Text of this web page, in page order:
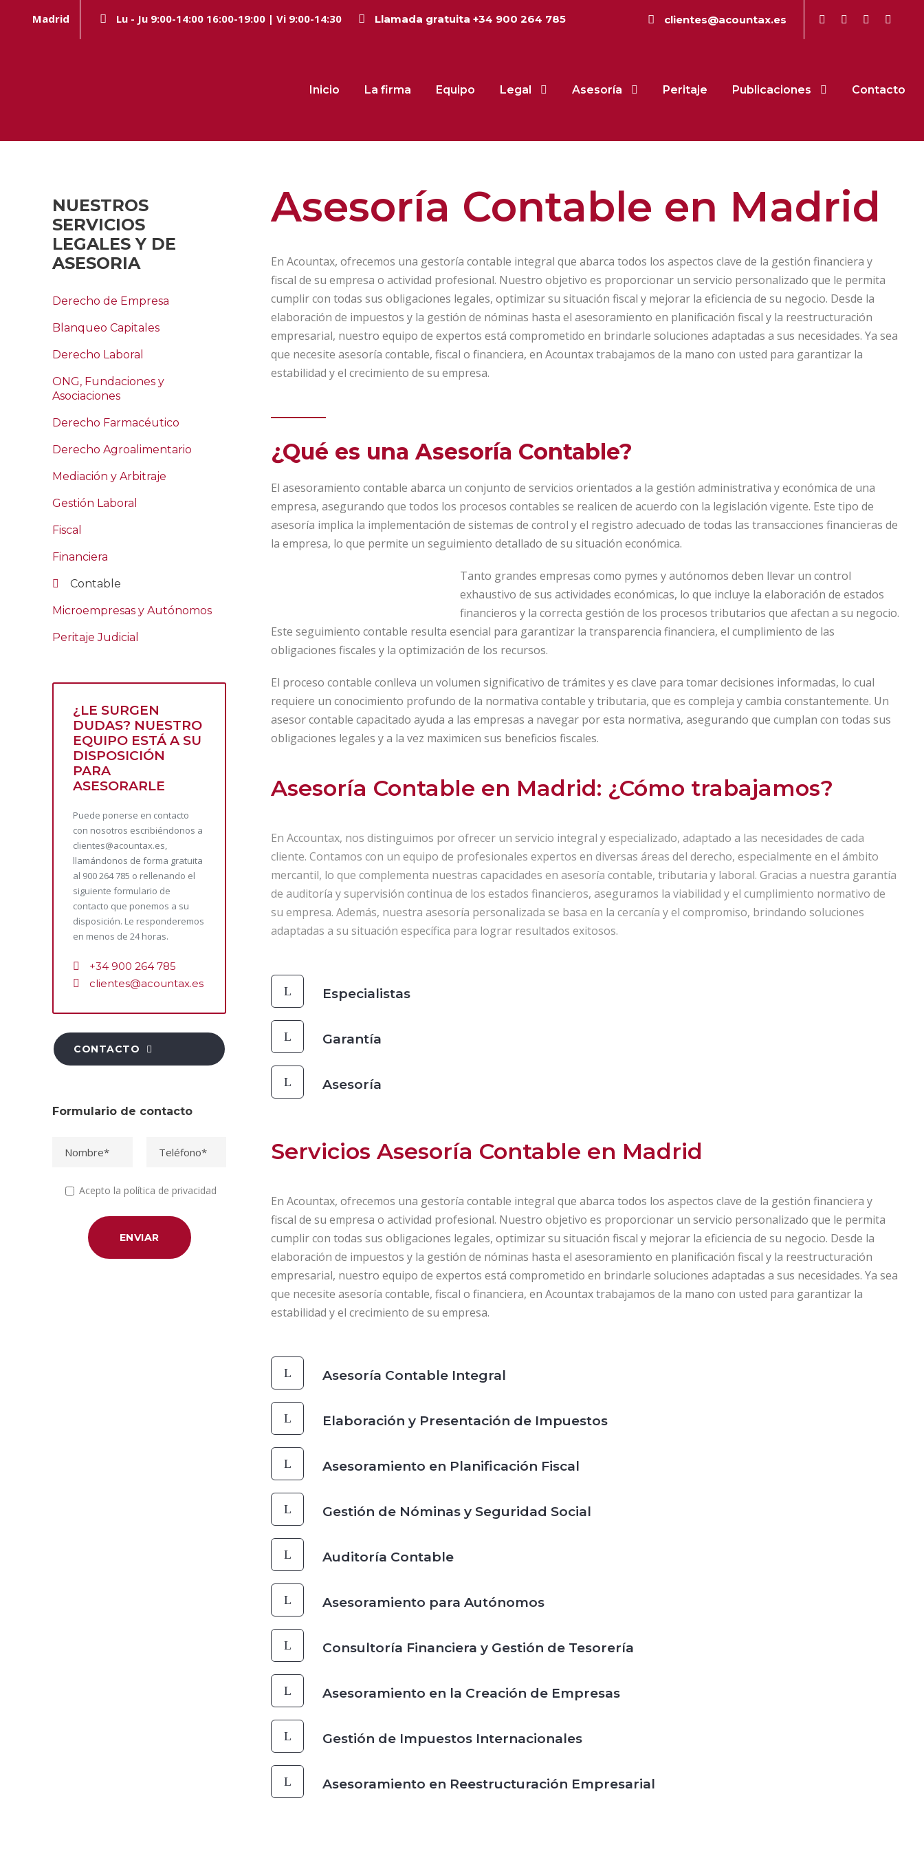
Madrid Lu - Ju 9:00-14:00 16:00-19:00 | Vi 9:00-14:30 Llamada gratuita +34 900 264 785 clientes@acountax.es
Inicio La firma Equipo Legal Asesoría Peritaje Publicaciones Contacto
Asesoría Contable en Madrid
En Acountax, ofrecemos una gestoría contable integral que abarca todos los aspectos clave de la gestión financiera y
fiscal de su empresa o actividad profesional. Nuestro objetivo es proporcionar un servicio personalizado que le permita
cumplir con todas sus obligaciones legales, optimizar su situación fiscal y mejorar la eficiencia de su negocio. Desde la
elaboración de impuestos y la gestión de nóminas hasta el asesoramiento en planificación fiscal y la reestructuración
empresarial, nuestro equipo de expertos está comprometido en brindarle soluciones adaptadas a sus necesidades. Ya sea
que necesite asesoría contable, fiscal o financiera, en Acountax trabajamos de la mano con usted para garantizar la
estabilidad y el crecimiento de su empresa.
¿Qué es una Asesoría Contable?
El asesoramiento contable abarca un conjunto de servicios orientados a la gestión administrativa y económica de una
empresa, asegurando que todos los procesos contables se realicen de acuerdo con la legislación vigente. Este tipo de
asesoría implica la implementación de sistemas de control y el registro adecuado de todas las transacciones financieras de
la empresa, lo que permite un seguimiento detallado de su situación económica.
Tanto grandes empresas como pymes y autónomos deben llevar un control
exhaustivo de sus actividades económicas, lo que incluye la elaboración de estados
financieros y la correcta gestión de los procesos tributarios que afectan a su negocio.
Este seguimiento contable resulta esencial para garantizar la transparencia financiera, el cumplimiento de las
obligaciones fiscales y la optimización de los recursos.
El proceso contable conlleva un volumen significativo de trámites y es clave para tomar decisiones informadas, lo cual
requiere un conocimiento profundo de la normativa contable y tributaria, que es compleja y cambia constantemente. Un
asesor contable capacitado ayuda a las empresas a navegar por esta normativa, asegurando que cumplan con todas sus
obligaciones legales y a la vez maximicen sus beneficios fiscales.
Asesoría Contable en Madrid: ¿Cómo trabajamos?
En Accountax, nos distinguimos por ofrecer un servicio integral y especializado, adaptado a las necesidades de cada
cliente. Contamos con un equipo de profesionales expertos en diversas áreas del derecho, especialmente en el ámbito
mercantil, lo que complementa nuestras capacidades en asesoría contable, tributaria y laboral. Gracias a nuestra garantía
de auditoría y supervisión continua de los estados financieros, aseguramos la viabilidad y el cumplimiento normativo de
su empresa. Además, nuestra asesoría personalizada se basa en la cercanía y el compromiso, brindando soluciones
adaptadas a su situación específica para lograr resultados exitosos.
Especialistas
Garantía
Asesoría
Servicios Asesoría Contable en Madrid
En Acountax, ofrecemos una gestoría contable integral que abarca todos los aspectos clave de la gestión financiera y
fiscal de su empresa o actividad profesional. Nuestro objetivo es proporcionar un servicio personalizado que le permita
cumplir con todas sus obligaciones legales, optimizar su situación fiscal y mejorar la eficiencia de su negocio. Desde la
elaboración de impuestos y la gestión de nóminas hasta el asesoramiento en planificación fiscal y la reestructuración
empresarial, nuestro equipo de expertos está comprometido en brindarle soluciones adaptadas a sus necesidades. Ya sea
que necesite asesoría contable, fiscal o financiera, en Acountax trabajamos de la mano con usted para garantizar la
estabilidad y el crecimiento de su empresa.
Asesoría Contable Integral
Elaboración y Presentación de Impuestos
Asesoramiento en Planificación Fiscal
Gestión de Nóminas y Seguridad Social
Auditoría Contable
Asesoramiento para Autónomos
Consultoría Financiera y Gestión de Tesorería
Asesoramiento en la Creación de Empresas
Gestión de Impuestos Internacionales
Asesoramiento en Reestructuración Empresarial
NUESTROS
SERVICIOS
LEGALES Y DE
ASESORIA
Derecho de Empresa
Blanqueo Capitales
Derecho Laboral
ONG, Fundaciones y
Asociaciones
Derecho Farmacéutico
Derecho Agroalimentario
Mediación y Arbitraje
Gestión Laboral
Fiscal
Financiera
Contable
Microempresas y Autónomos
Peritaje Judicial
¿LE SURGEN
DUDAS? NUESTRO
EQUIPO ESTÁ A SU
DISPOSICIÓN
PARA
ASESORARLE
Puede ponerse en contacto
con nosotros escribiéndonos a
clientes@acountax.es,
llamándonos de forma gratuita
al 900 264 785 o rellenando el
siguiente formulario de
contacto que ponemos a su
disposición. Le responderemos
en menos de 24 horas.
+34 900 264 785
clientes@acountax.es
CONTACTO
Formulario de contacto
Acepto la política de privacidad